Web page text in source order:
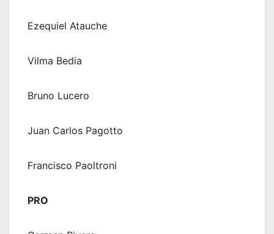
Ezequiel Atauche
Vilma Bedia
Bruno Lucero
Juan Carlos Pagotto
Francisco Paoltroni
PRO